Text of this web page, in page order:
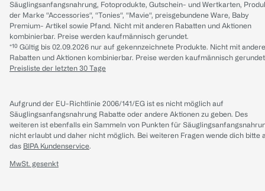
Säuglingsanfangsnahrung, Fotoprodukte, Gutschein- und Wertkarten,
der Marke “Accessories“, “Tonies“, “Mavie“, preisgebundene Ware, Baby
Premium- Artikel sowie Pfand. Nicht mit anderen Rabatten und Aktionen
kombinierbar. Preise werden kaufmännisch gerundet.
*¹⁰ Gültig bis 02.09.2026 nur auf gekennzeichnete Produkte. Nicht mit
Rabatten und Aktionen kombinierbar. Preise werden kaufmännisch
Preisliste der letzten 30 Tage
Aufgrund der EU-Richtlinie 2006/141/EG ist es nicht möglich auf
Säuglingsanfangsnahrung Rabatte oder andere Aktionen zu geben. Des
weiteren ist ebenfalls ein Sammeln von Punkten für
nicht erlaubt und daher nicht möglich. Bei weiteren Fragen wende dich bitte
das BIPA Kundenservice.
MwSt. gesenkt